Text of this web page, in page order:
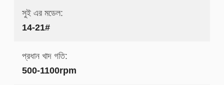
সুই এর মডেল:
14-21#
প্রধান খাদ গতি:
500-1100rpm